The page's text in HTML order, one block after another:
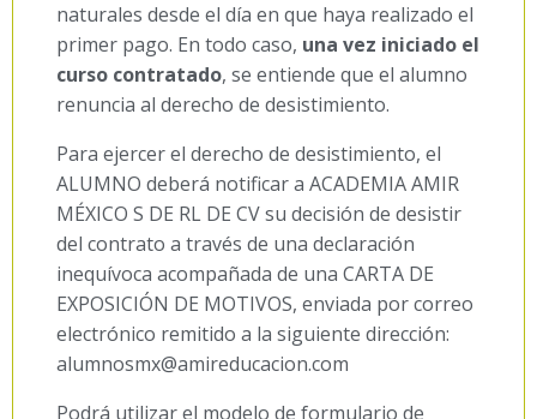
naturales desde el día en que haya realizado el
primer pago. En todo caso, una vez iniciado el
curso contratado, se entiende que el alumno
renuncia al derecho de desistimiento.
Para ejercer el derecho de desistimiento, el
ALUMNO deberá notificar a ACADEMIA AMIR
MÉXICO S DE RL DE CV su decisión de desistir
del contrato a través de una declaración
inequívoca acompañada de una CARTA DE
EXPOSICIÓN DE MOTIVOS, enviada por correo
electrónico remitido a la siguiente dirección:
alumnosmx@amireducacion.com
Podrá utilizar el modelo de formulario de